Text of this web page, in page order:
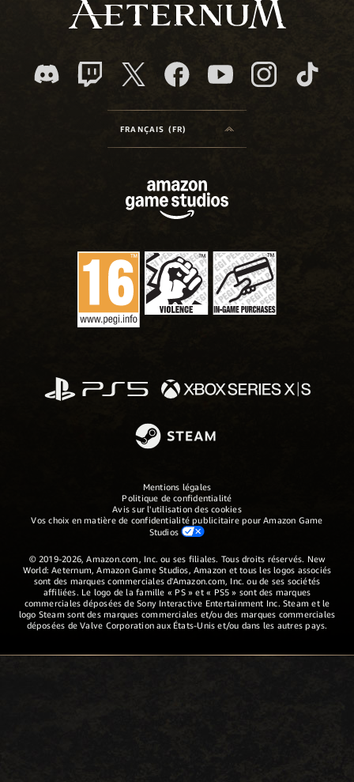
FRANÇAIS (FR)
Mentions légales
Politique de confidentialité
Avis sur l'utilisation des cookies
Vos choix en matière de confidentialité publicitaire pour Amazon Game
Studios
© 2019-2026, Amazon.com, Inc. ou ses filiales. Tous droits réservés. New
World: Aeternum, Amazon Game Studios, Amazon et tous les logos associés
sont des marques commerciales d'Amazon.com, Inc. ou de ses sociétés
affiliées. Le logo de la famille « PS » et « PS5 » sont des marques
commerciales déposées de Sony Interactive Entertainment Inc. Steam et le
logo Steam sont des marques commerciales et/ou des marques commerciales
déposées de Valve Corporation aux États-Unis et/ou dans les autres pays.